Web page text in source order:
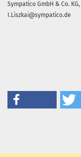
Sympatico GmbH & Co. KG,
I.Liszkai@sympatico.de